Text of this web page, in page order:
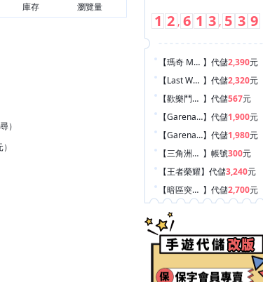
庫存 瀏覽量
）
1 2 , 6 1 3 , 5 3 9
【瑪奇 Mobile 】 代儲2,390元
【Last War:Survival Game 】 代儲2,320元
【歡樂鬥地主 】 代儲567元
【Garena 極速領域】 代儲1,900元
【Garena 傳說對決】 代儲1,980元
【三角洲行動 】 帳號300元
【王者榮耀】 代儲3,240元
【暗區突圍 Arena Breakout 】 代儲2,700元
【Roblox
【hololive Dreams 】 帳號1,550元
元